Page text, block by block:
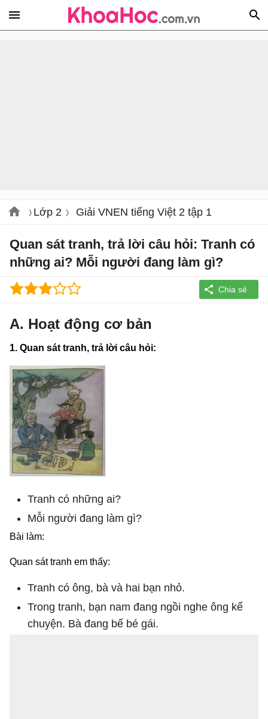
Lớp 2 Giải VNEN tiếng Việt 2 tập 1
Quan sát tranh, trả lời câu hỏi: Tranh có
những ai? Mỗi người đang làm gì?
A. Hoạt động cơ bản
1. Quan sát tranh, trả lời câu hỏi:
Tranh có những ai?
Mỗi người đang làm gì?
Bài làm:
Quan sát tranh em thấy:
Tranh có ông, bà và hai bạn nhỏ.
Trong tranh, bạn nam đang ngồi nghe ông kể
chuyện. Bà đang bế bé gái.